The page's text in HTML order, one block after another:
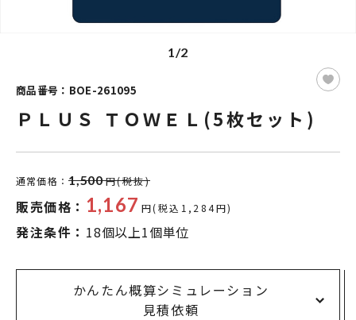
1/2
商品番号：BOE-261095
ＰＬＵＳ ＴＯＷＥＬ(5枚セット)
通常価格： 1,500円(税抜)
販売価格： 1,167 円(税込1,284円)
発注条件： 18個以上1個単位
かんたん概算シミュレーション
見積依頼